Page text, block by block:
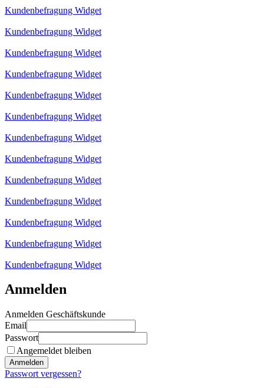
Kundenbefragung Widget
Kundenbefragung Widget
Kundenbefragung Widget
Kundenbefragung Widget
Kundenbefragung Widget
Kundenbefragung Widget
Kundenbefragung Widget
Kundenbefragung Widget
Kundenbefragung Widget
Kundenbefragung Widget
Kundenbefragung Widget
Kundenbefragung Widget
Kundenbefragung Widget
Anmelden
Anmelden Geschäftskunde
Email
Passwort
Angemeldet bleiben
Anmelden
Passwort vergessen?